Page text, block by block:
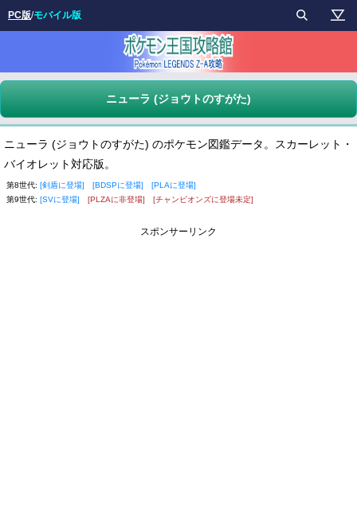
ニューラ (ジョウトのすがた)
ニューラ (ジョウトのすがた) のポケモン図鑑データ。スカーレット・
バイオレット対応版。
第8世代: [剣盾に登場] [BDSPに登場]
[PLAに登場]
第9世代: [SVに登場] [PLZAに非登場] [チャンピオンズに登場未定]
スポンサーリンク
PC版/モバイル版